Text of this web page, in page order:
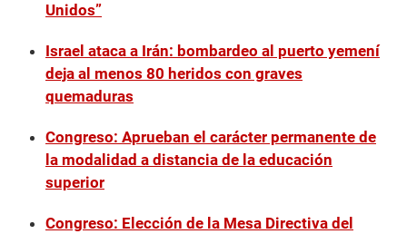
Unidos”
Israel ataca a Irán: bombardeo al puerto yemení
deja al menos 80 heridos con graves
quemaduras
Congreso: Aprueban el carácter permanente de
la modalidad a distancia de la educación
superior
Congreso: Elección de la Mesa Directiva del